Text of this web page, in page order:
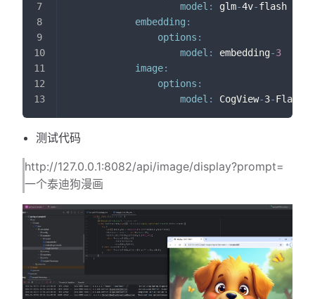
model : glm-4v-flash
embedding :
options :
model : embedding-3
image:
options :
model : CogView-3-Flash
测试代码
http://127.0.0.1:8082/api/image/display?prompt=
一个泰迪狗漫画